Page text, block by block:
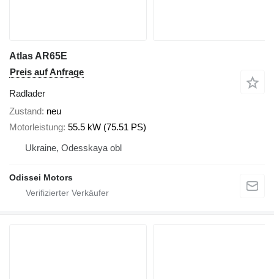
Atlas AR65E
Preis auf Anfrage
Radlader
Zustand neu
Motorleistung 55.5 kW (75.51 PS)
Ukraine, Odesskaya obl
Odissei Motors